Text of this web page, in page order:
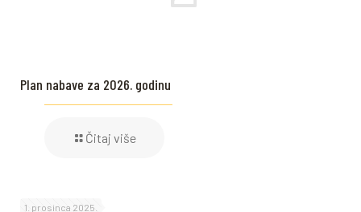
Plan nabave za 2026. godinu
Čitaj više
1. prosinca 2025.